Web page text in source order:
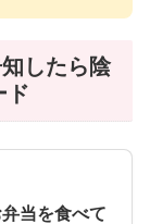
したら陰
ド
当を食べて